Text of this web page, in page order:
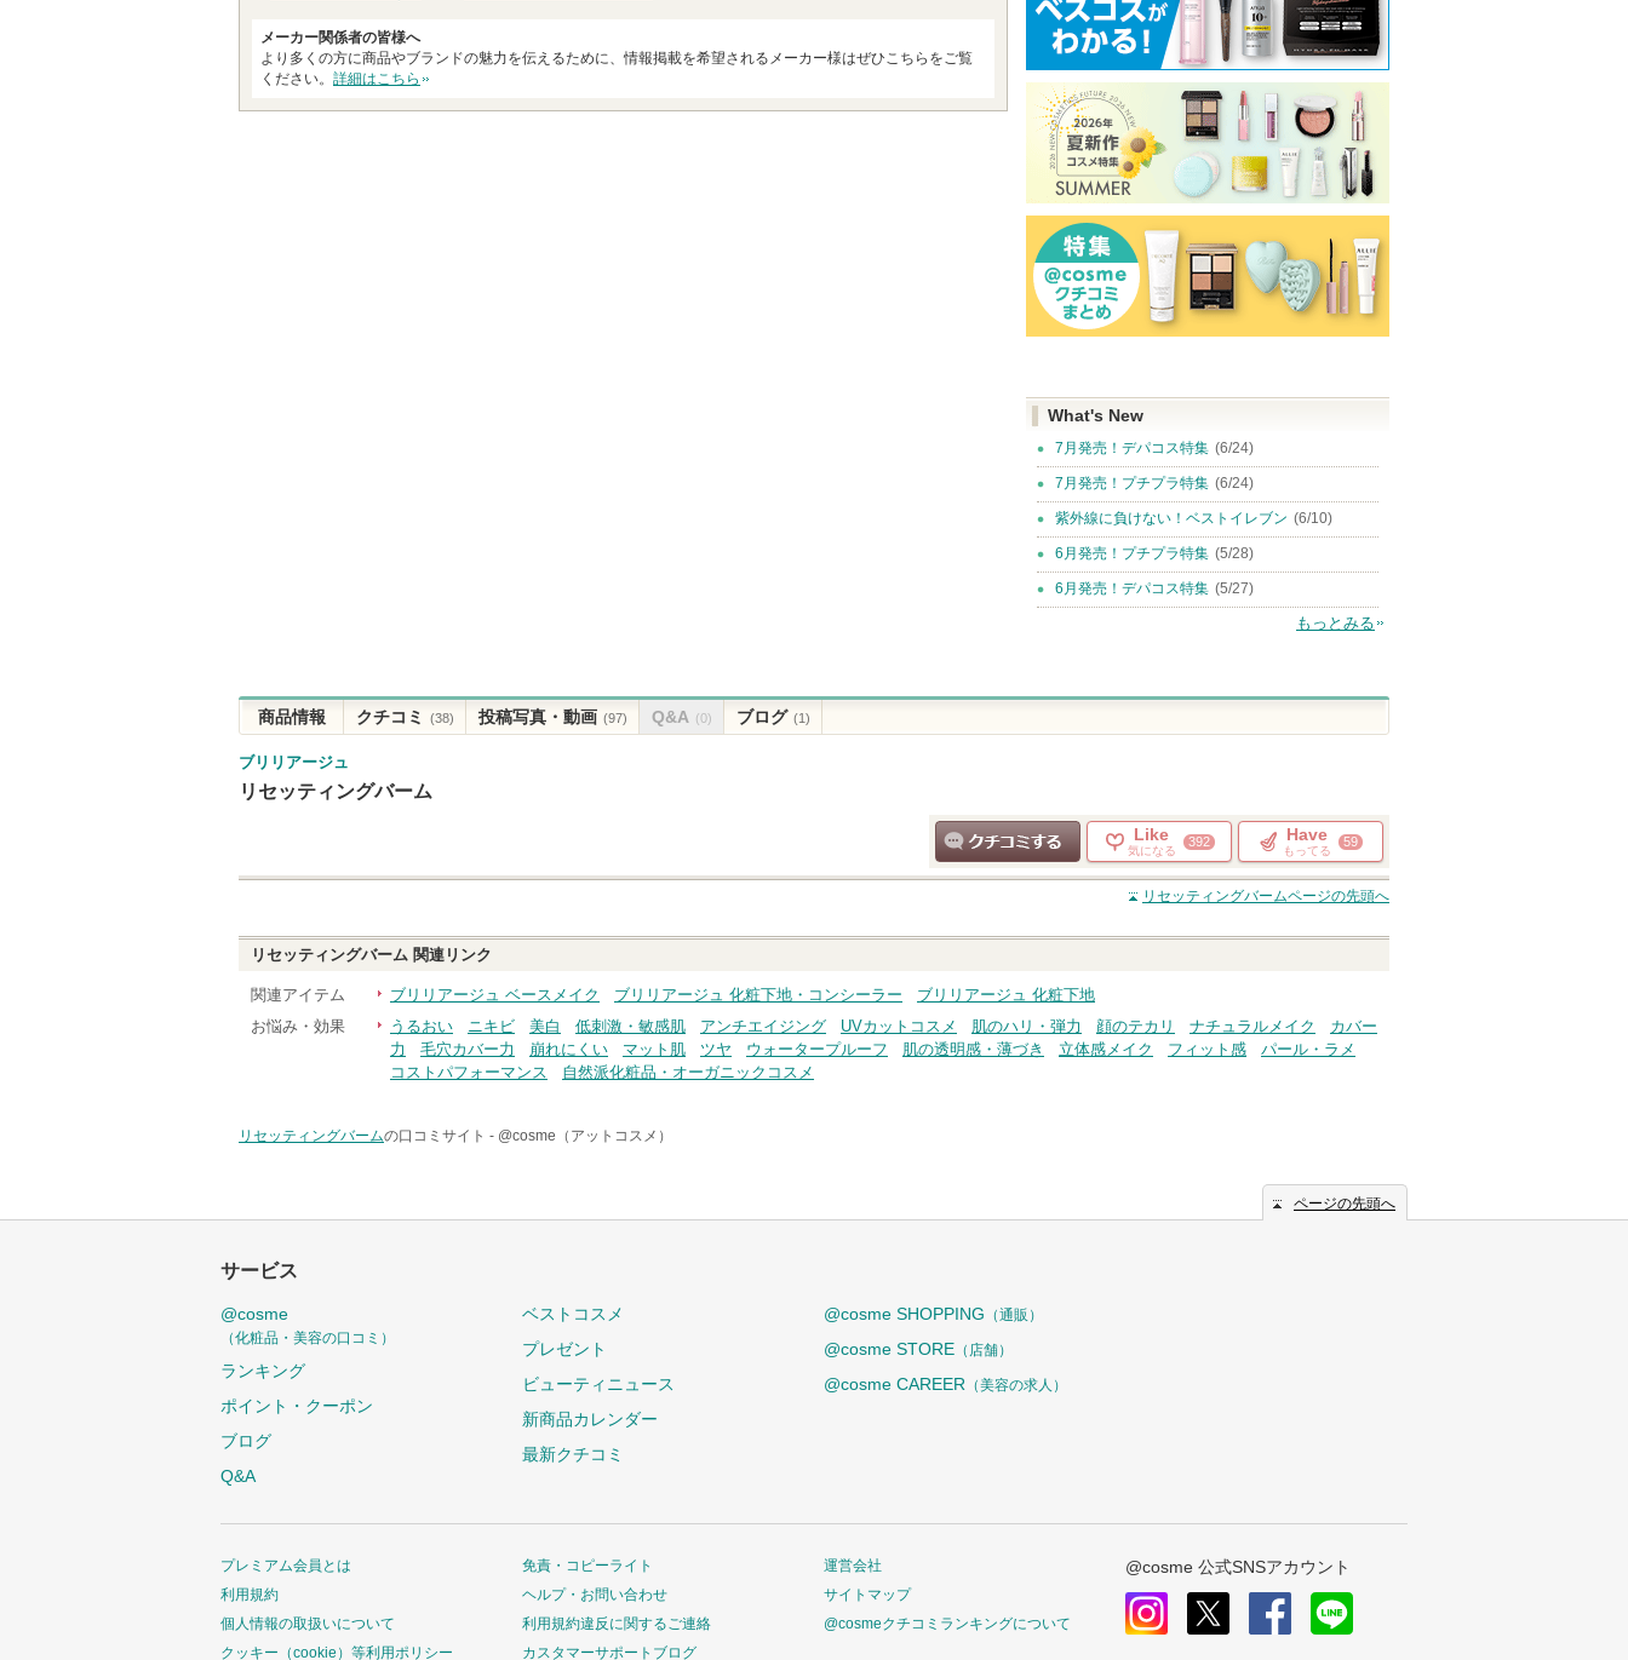
い
ま
す
メーカー関係者の皆様へ
より多くの方に商品やブランドの魅力を伝えるために、情報掲載を希望されるメーカー様はぜひこちらをご覧
ください。 詳細はこちら
What's New
7月発売！デパコス特集 (6/24)
7月発売！プチプラ特集 (6/24)
紫外線に負けない！ベストイレブン (6/10)
6月発売！プチプラ特集 (5/28)
6月発売！デパコス特集 (5/27)
もっとみる
商品情報 クチコミ (38) 投稿写真・動画 (97) Q&A (0) ブログ (1)
ブリリアージュ
リセッティングバーム
クチコミする
Like
気になる
392 Have
もってる
59
リセッティングバームページの先頭へ
リセッティングバーム 関連リンク
関連アイテム ブリリアージュ ベースメイク ブリリアージュ 化粧下地・コンシーラー
ブリリアージュ 化粧下地
お悩み・効果
うるおい ニキビ 美白 低刺激・敏感肌 アンチエイジング UVカットコスメ 肌のハリ・弾力 顔のテカリ ナチュラルメイク
カバー
力
毛穴カバー力 崩れにくい マット肌 ツヤ ウォータープルーフ 肌の透明感・薄づき 立体感メイク フィット感
パール・ラメ
コストパフォーマンス
自然派化粧品・オーガニックコスメ
リセッティングバームの口コミサイト - @cosme（アットコスメ）
ページの先頭へ
サービス
@cosme
（化粧品・美容の口コミ）
ランキング
ポイント・クーポン
ブログ
Q&A
ベストコスメ
プレゼント
ビューティニュース
新商品カレンダー
最新クチコミ
@cosme SHOPPING （通販）
@cosme STORE （店舗）
@cosme CAREER （美容の求人）
プレミアム会員とは
利用規約
個人情報の取扱いについて
クッキー（cookie）等利用ポリシー
免責・コピーライト
ヘルプ・お問い合わせ
利用規約違反に関するご連絡
カスタマーサポートブログ
運営会社
サイトマップ
@cosmeクチコミランキングについて
@cosme 公式SNSアカウント